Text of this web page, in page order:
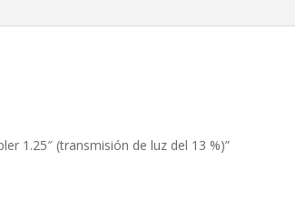
del
1.25″ (transmisión de luz del 13 %)”